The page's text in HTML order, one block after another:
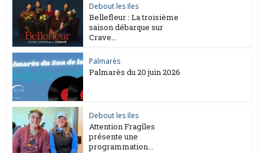
Debout les Iles
Bellefleur : La troisième
saison débarque sur
Crave...
Palmarès
Palmarès du 20 juin 2026
Debout les Iles
Attention Fragîles
présente une
programmation...